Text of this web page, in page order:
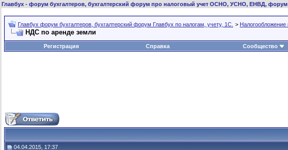
Главбух - форум бухгалтеров, бухгалтерский форум про налоговый учет ОСНО, УСНО, ЕНВД,
Главбух форум бухгалтеров, бухгалтерский форум Главбух по налогам, учету, 1С. > Налогообложение
НДС по аренде земли
Регистрация
Справка Сообщество
04.04.2015, 17:37